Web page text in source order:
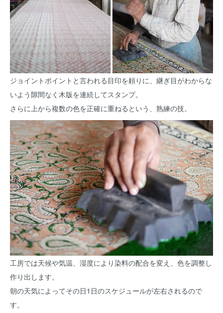
ジョイントポイントと言われる目印を頼りに、継ぎ目がわからな
いよう隙間なく木版を連続してスタンプ。
さらに上から複数の色を正確に重ねるという、熟練の技。
工房では天候や気温、湿度により染料の配合を変え、色を調整し
作り出します。
朝の天気によってその日1日のスケジュールが左右されるので
す。